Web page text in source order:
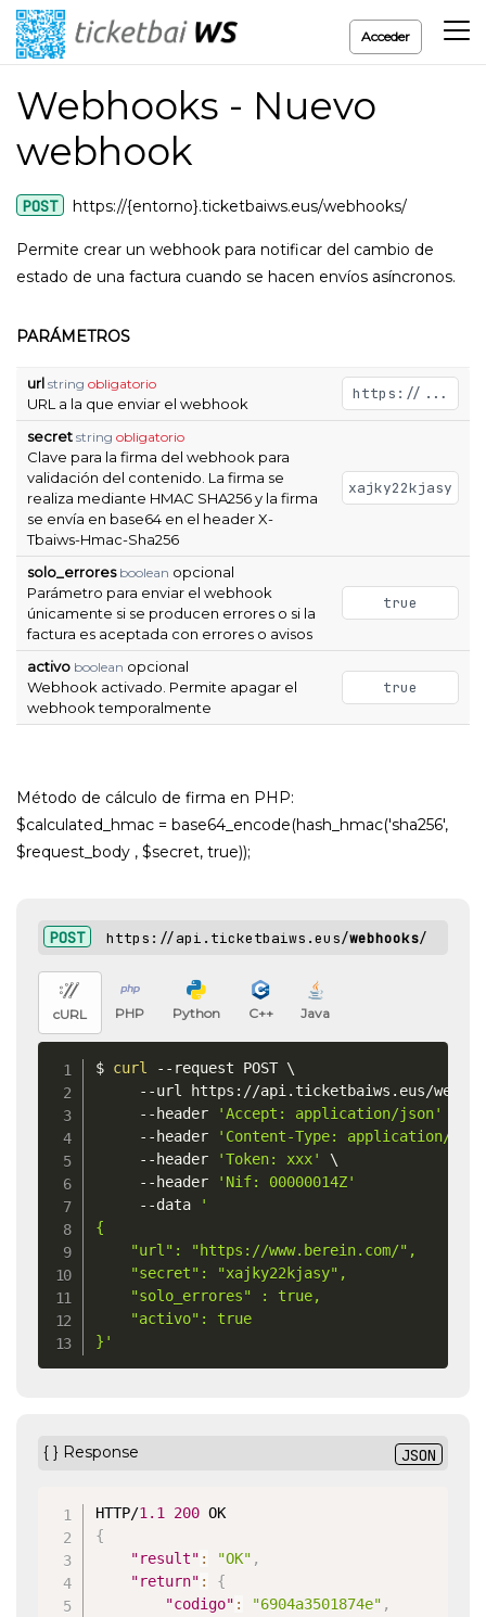
Acceder
Webhooks - Nuevo
webhook
POST https://{entorno}.ticketbaiws.eus/webhooks/
Permite crear un webhook para notificar del cambio de
estado de una factura cuando se hacen envíos asíncronos.
PARÁMETROS
url string obligatorio
URL a la que enviar el webhook
https://...
secret string obligatorio
Clave para la firma del webhook para
validación del contenido. La firma se
realiza mediante HMAC SHA256 y la firma
se envía en base64 en el header X-
Tbaiws-Hmac-Sha256
xajky22kjasy
solo_errores boolean opcional
Parámetro para enviar el webhook
únicamente si se producen errores o si la
factura es aceptada con errores o avisos
true
activo boolean opcional
Webhook activado. Permite apagar el
webhook temporalmente
true
Método de cálculo de firma en PHP:
$calculated_hmac = base64_encode(hash_hmac('sha256',
$request_body , $secret, true));
POST https://api.ticketbaiws.eus/webhooks/
cURL PHP Python C++ Java
$ curl --request POST \
--url https://api.ticketbaiws.eus/
     --header
'Accept: application/json'
     --header
'Content-Type: application/
     --header
'Token: xxx'
\
     --header
'Nif: 00000014Z'
	 --data
'
{
    "url": "https://www.berein.com/",
    "secret": "xajky22kjasy",
    "solo_errores" : true,
    "activo": true
}'
{ } Response JSON
HTTP/1.1 200
{
"result" : "OK" ,
"return" :
{
"codigo" : "6904a3501874e" ,